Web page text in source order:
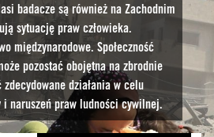
badacze są również na Zachodnim
sytuację praw człowieka.
międzynarodowe. Społeczność
pozostać obojętna na zbrodnie
działania w celu
i naruszeń praw ludności cywilnej.